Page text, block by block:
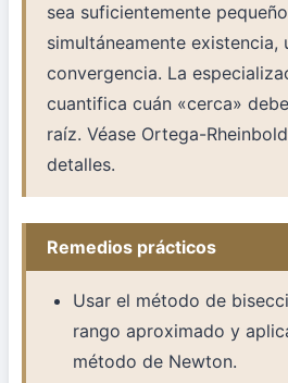
sea suficientemente
simultáneamente existencia,
convergencia. La
cuantifica cuán «cerca»
raíz. Véase Ortega-
detalles.
Remedios prácticos
Usar el método de
rango aproximado y
método de Newton.